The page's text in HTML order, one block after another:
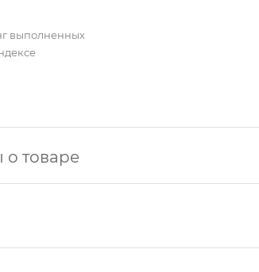
выполненных
о товаре